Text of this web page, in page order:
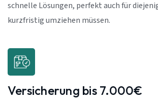
schnelle Lösungen, perfekt auch für
kurzfristig umziehen müssen.
Versicherung bis 7.000€